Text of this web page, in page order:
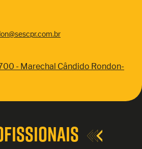
- Marechal Cândido Rondon-